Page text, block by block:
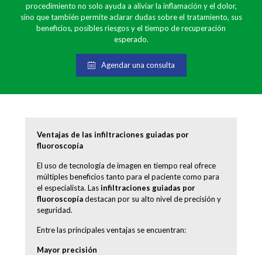
procedimiento no solo ayuda a aliviar la inflamación y el dolor,
sino que también permite aclarar dudas sobre el tratamiento, sus
beneficios, posibles riesgos y el tiempo de recuperación
esperado.
Agendar una consulta
Ventajas de las infiltraciones guiadas por
fluoroscopía
El uso de tecnología de imagen en tiempo real ofrece
múltiples beneficios tanto para el paciente como para
el especialista. Lasinfiltraciones guiadas por
fluoroscopíadestacan por su alto nivel de precisión y
seguridad.
Entre las principales ventajas se encuentran:
Mayor precisión